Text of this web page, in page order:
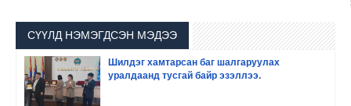
СҮҮЛД НЭМЭГДСЭН МЭДЭЭ
Шилдэг хамтарсан баг шалгаруулах
уралдаанд тусгай байр эзэллээ.